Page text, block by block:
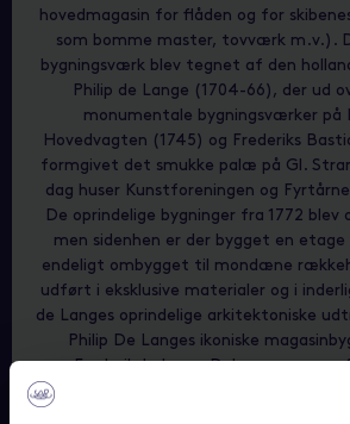
hovedmagasin for flåden og for
som bomme master, tovværk m.v.).
bygningsværk blev tegnet af den
Philip de Lange (1704-66), der ud
monumentale bygningsværker på
Hovedvagten (1745) og Frederiks
formgivet det smukke palæ på Gl.
dag huser Kunstforeningen og
De oprindelige bygninger fra 1772
men sidenhen er der bygget en
endeligt ombygget til mondæne
udført i eksklusive materialer og i
de Langes oprindelige arkitektoniske
Philip De Langes ikoniske
Frederiksholm og Dokøen som en
rækkehusbebyggelser, som alle ligger